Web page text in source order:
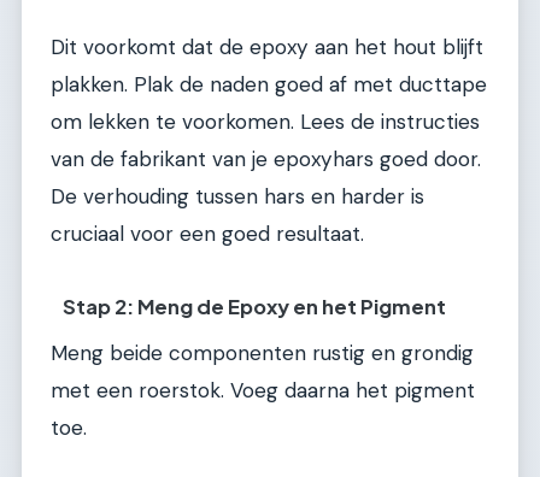
Dit voorkomt dat de epoxy aan het hout blijft
plakken. Plak de naden goed af met ducttape
om lekken te voorkomen. Lees de instructies
van de fabrikant van je epoxyhars goed door.
De verhouding tussen hars en harder is
cruciaal voor een goed resultaat.
Stap 2: Meng de Epoxy en het Pigment
Meng beide componenten rustig en grondig
met een roerstok. Voeg daarna het pigment
toe.